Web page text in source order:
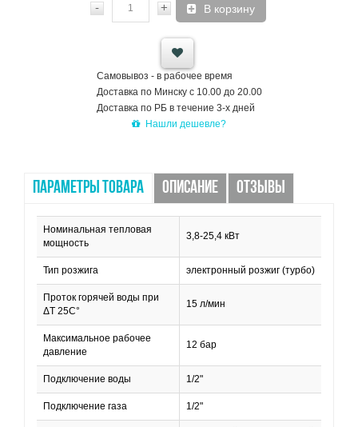
- + В корзину
Самовывоз - в рабочее время
Доставка по Минску с 10.00 до 20.00
Доставка по РБ в течение 3-х дней
Нашли дешевле?
ПАРАМЕТРЫ ТОВАРА ОПИСАНИЕ ОТЗЫВЫ
Номинальная тепловая
мощность
3,8-25,4 кВт
Тип розжига электронный розжиг (турбо)
Проток горячей воды при
ΔT 25C°
15 л/мин
Максимальное рабочее
давление
12 бар
Подключение воды 1/2"
Подключение газа 1/2"